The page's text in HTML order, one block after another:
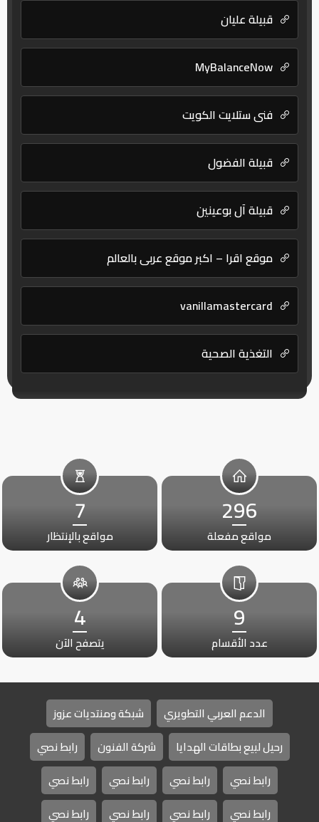
قبيلة عليان
MyBalanceNow
فني ستلايت الكويت
قبيلة الفضول
قبيلة آل بوعينين
موقع اقرا – اكبر موقع عربي بالعالم
vanillamastercard
التغذية الصحية
296
مواقع مفعلة
7
مواقع بالإنتظار
9
عدد الأقسام
4
يتصفح الآن
الدعم العربي التطويري
شبكة ومنتديات عزوز
رحيل لبيع بطاقات الهدايا
شركة الفنون
رابط نصي
رابط نصي
رابط نصي رابط نصي
رابط نصي
رابط نصي
رابط نصي رابط نصي رابط نصي